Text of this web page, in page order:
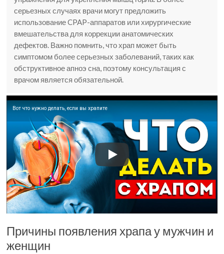
серьезных случаях врачи могут предложить
использование CPAP-аппаратов или хирургические
вмешательства для коррекции анатомических
дефектов. Важно помнить, что храп может быть
симптомом более серьезных заболеваний, таких как
обструктивное апноэ сна, поэтому консультация с
врачом является обязательной.
Вот что нужно делать, если вы храпите
Причины появления храпа у мужчин и
женщин